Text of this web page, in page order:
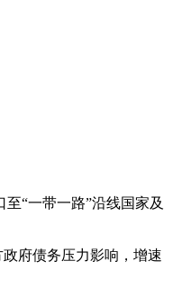
“一带一路”沿线国家及
府债务压力影响，增速